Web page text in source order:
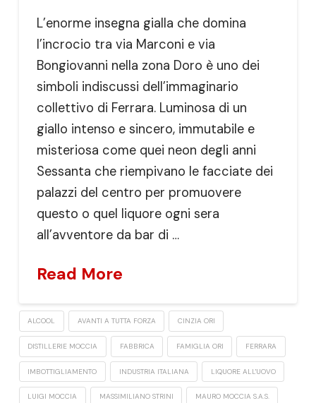
L’enorme insegna gialla che domina
l’incrocio tra via Marconi e via
Bongiovanni nella zona Doro è uno dei
simboli indiscussi dell’immaginario
collettivo di Ferrara. Luminosa di un
giallo intenso e sincero, immutabile e
misteriosa come quei neon degli anni
Sessanta che riempivano le facciate dei
palazzi del centro per promuovere
questo o quel liquore ogni sera
all’avventore da bar di …
Read More
ALCOOL AVANTI A TUTTA FORZA CINZIA ORI
DISTILLERIE MOCCIA FABBRICA FAMIGLIA ORI FERRARA
IMBOTTIGLIAMENTO INDUSTRIA ITALIANA LIQUORE ALL'UOVO
LUIGI MOCCIA MASSIMILIANO STRINI MAURO MOCCIA S.A.S.